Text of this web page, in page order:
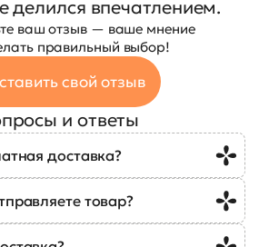
делился впечатлением.
ваш отзыв — ваше мнение
правильный выбор!
свой отзыв
и ответы
доставка?
товар?